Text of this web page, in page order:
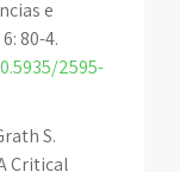
e
80-4.
2595-
S.
Critical